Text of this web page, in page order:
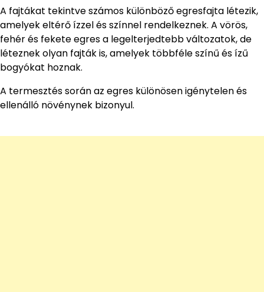
A fajtákat tekintve számos különböző egresfajta létezik,
amelyek eltérő ízzel és színnel rendelkeznek. A vörös,
fehér és fekete egres a legelterjedtebb változatok, de
léteznek olyan fajták is, amelyek többféle színű és ízű
bogyókat hoznak.
A termesztés során az egres különösen igénytelen és
ellenálló növénynek bizonyul.